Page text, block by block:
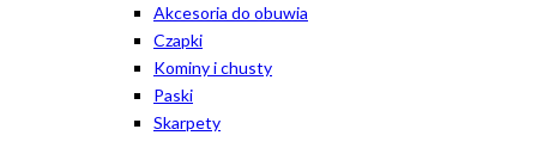
Akcesoria do obuwia
Czapki
Kominy i chusty
Paski
Skarpety